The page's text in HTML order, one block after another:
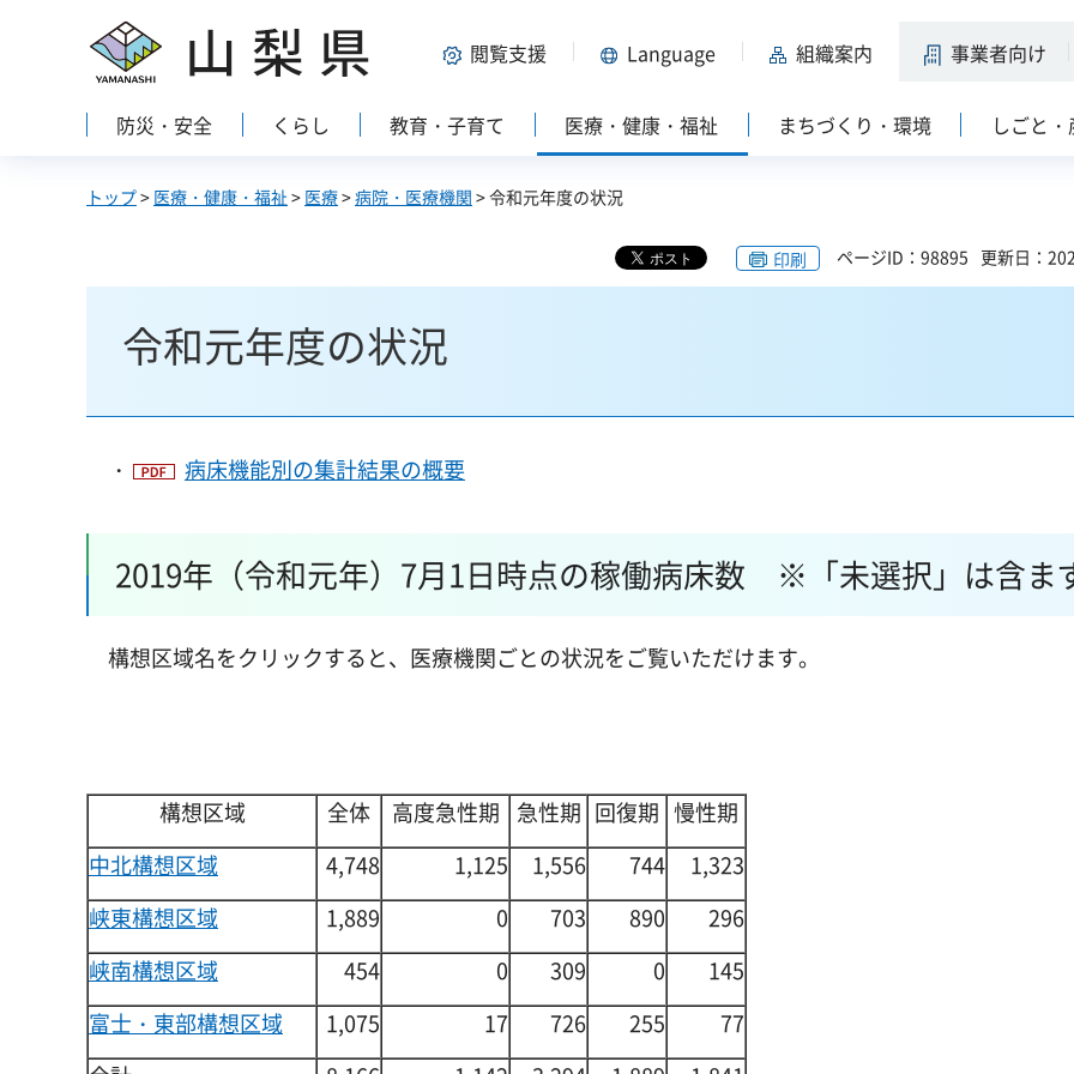
山梨県 閲覧支援 Language 組織案内 事業者向け
防災・安全 くらし 教育・子育て 医療・健康・福祉 まちづくり・環境 しごと
トップ> 医療・健康・福祉 > 医療>病院・医療機関 > 令和元年度の状況
印刷 ページID：98895 更新日：
令和元年度の状況
・ 病床機能別の集計結果の概要
2019年（令和元年）7月1日時点の稼働病床数 ※「未選択」は含ま
構想区域名をクリックすると、医療機関ごとの状況をご覧いただけます。
構想区域 全体 高度急性期 急性期 回復期 慢性期
中北構想区域
4,748 1,125 1,556 744
1,323
峡東構想区域
1,889 0 703 890
296
峡南構想区域
454 0 309 0
145
富士・東部構想区域
1,075 17 726 255
77